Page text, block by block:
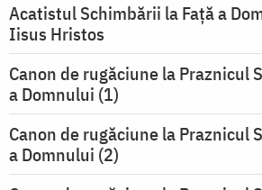
Acatistul Schimbării la Faţă a
Iisus Hristos
Canon de rugăciune la Praznicul
a Domnului (1)
Canon de rugăciune la Praznicul
a Domnului (2)